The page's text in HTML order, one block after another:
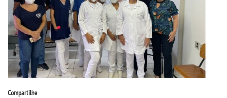
LICENCIATURAS
TECNOLÓGICOS
VESTIBULAR
Compartilhe